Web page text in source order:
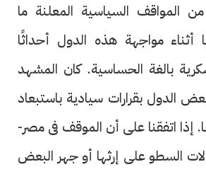
المواقف السياسية المعلنة ما
مواجهة هذه الدول أحداثًا
بالغة الحساسية. كان المشهد
الدول بقرارات سيادية باستبعاد
إذا اتفقنا على أن الموقف فى مصر-
السطو على إرثها أو جهر البعض